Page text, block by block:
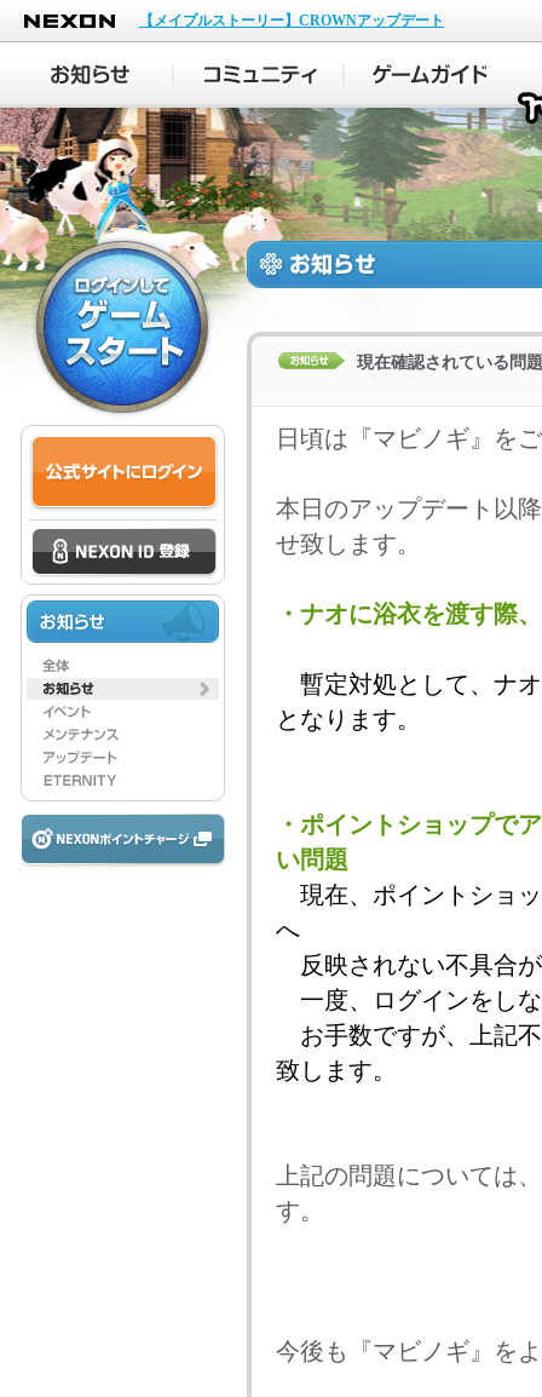
NEXON
【メイプルストーリー】CROWNアップデート
現在確認されている問
日頃は『マビノギ』を
本日のアップデート以
せ致します。
・ナオに浴衣を渡す際
暫定対処として、ナ
となります。
・ポイントショップで
い問題
現在、ポイントショ
へ
反映されない不具合
一度、ログインをし
お手数ですが、上記
致します。
上記の問題については
す。
今後も『マビノギ』を